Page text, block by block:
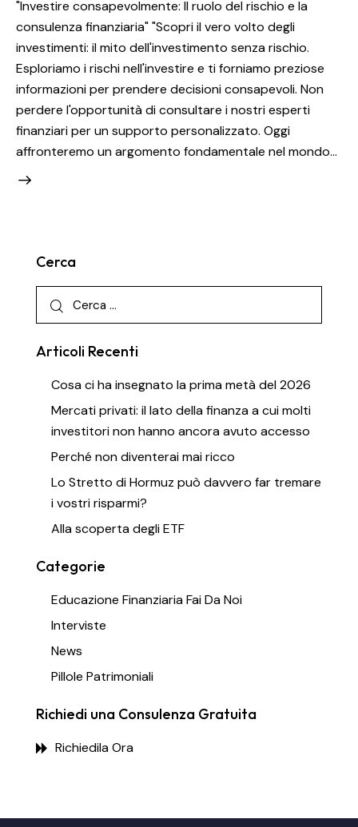
"Investire consapevolmente: Il ruolo del rischio e la
consulenza finanziaria" "Scopri il vero volto degli
investimenti: il mito dell'investimento senza rischio.
Esploriamo i rischi nell'investire e ti forniamo preziose
informazioni per prendere decisioni consapevoli. Non
perdere l'opportunità di consultare i nostri esperti
finanziari per un supporto personalizzato. Oggi
affronteremo un argomento fondamentale nel mondo…
Cerca
Articoli Recenti
Cosa ci ha insegnato la prima metà del 2026
Mercati privati: il lato della finanza a cui molti
investitori non hanno ancora avuto accesso
Perché non diventerai mai ricco
Lo Stretto di Hormuz può davvero far tremare
i vostri risparmi?
Alla scoperta degli ETF
Categorie
Educazione Finanziaria Fai Da Noi
Interviste
News
Pillole Patrimoniali
Richiedi una Consulenza Gratuita
Richiedila Ora